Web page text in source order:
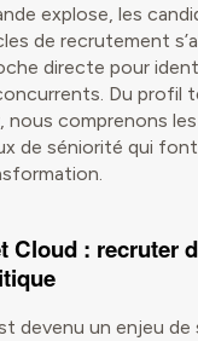
explose, les
de recrutement
directe pour
Du profil
comprenons
de séniorité qui
Cloud : recruter
devenu un enjeu de